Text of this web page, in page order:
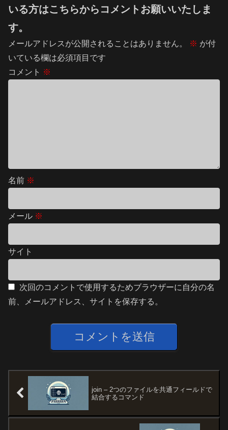
いる方はこちらからコメントお願いいたしま
す。
メールアドレスが公開されることはありません。 ※ が付
いている欄は必須項目です
コメント ※
名前 ※
メール ※
サイト
次回のコメントで使用するためブラウザーに自分の名
前、メールアドレス、サイトを保存する。
join – 2つのファイルを共通フィールドで
結合するコマンド